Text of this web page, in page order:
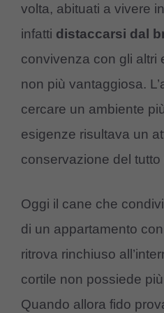
volta, abituati a vivere
infatti distaccarsi dal
convivenza con gli altri
non più vantaggiosa.
cercare un ambiente
esigenze risultava un
conservazione del tutto
Oggi il cane che
di un appartamento
ritrova rinchiuso
cortile non possiede
Quando allora fido